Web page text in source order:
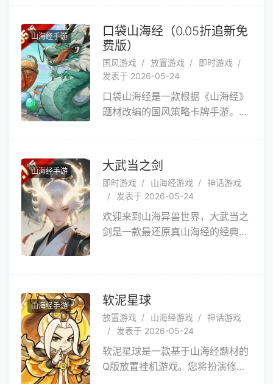
类型的异兽，通过异兽对战吞噬提
升战力，培养自己最喜欢的异兽，
征服山海经大世界。
山海经手游
口袋山海经（0.05折追新免
费版）
国风游戏 放置游戏
即时游戏
发表于 2026-05-24
口袋山海经是一款根据《山海经》
题材改编的国风策略卡牌手游。每
搭配伙伴组成阵容，去挑战游戏中
的各类玩法，去探索更广阔的山海
世界。游戏入门门槛低，小白也能
快速上手。
山海经手游 大武当之剑
即时游戏 山海经游戏
神话游戏
发表于 2026-05-24
欢迎来到山海异兽世界，大武当之
剑是一款最还原真山海经的经典放
自己组建好的异兽去平定四海吧。
山海经手游 软泥星球
放置游戏 山海经游戏
神话游戏
发表于 2026-05-24
软泥星球是一款基于山海经题材的
Q版放置挂机游戏。您将扮演修